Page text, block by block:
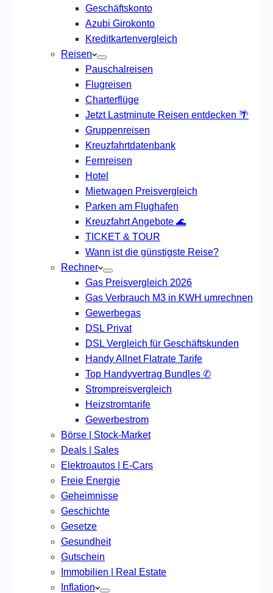
Geschäftskonto
Azubi Girokonto
Kreditkartenvergleich
Reisen
Pauschalreisen
Flugreisen
Charterflüge
Jetzt Lastminute Reisen entdecken 🌴
Gruppenreisen
Kreuzfahrtdatenbank
Fernreisen
Hotel
Mietwagen Preisvergleich
Parken am Flughafen
Kreuzfahrt Angebote 🌊
TICKET & TOUR
Wann ist die günstigste Reise?
Rechner
Gas Preisvergleich 2026
Gas Verbrauch M3 in KWH umrechnen
Gewerbegas
DSL Privat
DSL Vergleich für Geschäftskunden
Handy Allnet Flatrate Tarife
Top Handyvertrag Bundles ✆
Strompreisvergleich
Heizstromtarife
Gewerbestrom
Börse | Stock-Market
Deals | Sales
Elektroautos | E-Cars
Freie Energie
Geheimnisse
Geschichte
Gesetze
Gesundheit
Gutschein
Immobilien | Real Estate
Inflation